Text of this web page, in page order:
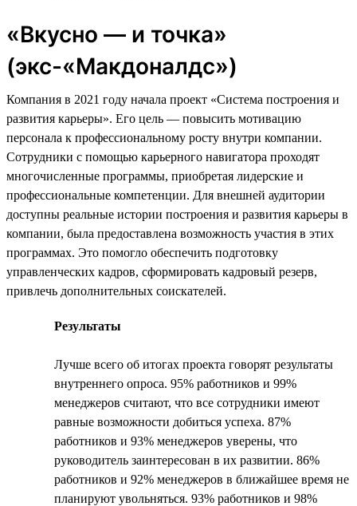
«Вкусно — и точка»
(экс-«Макдоналдс»)
Компания в 2021 году начала проект «Система построения и
развития карьеры». Его цель — повысить мотивацию
персонала к профессиональному росту внутри компании.
Сотрудники с помощью карьерного навигатора проходят
многочисленные программы, приобретая лидерские и
профессиональные компетенции. Для внешней аудитории
доступны реальные истории построения и развития карьеры в
компании, была предоставлена возможность участия в этих
программах. Это помогло обеспечить подготовку
управленческих кадров, сформировать кадровый резерв,
привлечь дополнительных соискателей.
Результаты
Лучше всего об итогах проекта говорят результаты
внутреннего опроса. 95% работников и 99%
менеджеров считают, что все сотрудники имеют
равные возможности добиться успеха. 87%
работников и 93% менеджеров уверены, что
руководитель заинтересован в их развитии. 86%
работников и 92% менеджеров в ближайшее время не
планируют увольняться. 93% работников и 98%